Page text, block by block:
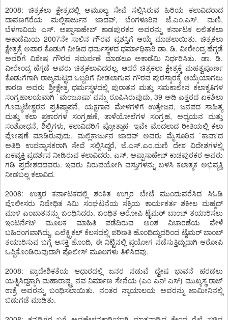
2008: ಚಿತ್ರಕಲಾ ಕ್ಷೇತ್ರದಲ್ಲಿ ಅಮೂಲ್ಯ ಸೇವೆ ಸಲ್ಲಿಸಿರುವ ಹಿರಿಯ ಕಲಾವಿದರಾದ
ದಾವಣಗೆರೆಯ ಮಲ್ಲಿಕಾರ್ಜುನ ಜಾದವ್, ಬೆಂಗಳೂರಿನ ಜೆ.ಎಂ.ಎಸ್. ಮಣಿ,
ಬೆಳಗಾವಿಯ ಎಸ್. ಅಪ್ಪಾಸಾಹೇಬ್ ಕಾಡಪುರಕರ ಅವರನ್ನು ಕರ್ನಾಟಕ ಲಲಿತಕಲಾ
ಅಕಾಡೆಮಿಯ 2007ನೇ ಸಾಲಿನ ಗೌರವ ಪ್ರಶಸ್ತಿಗೆ ಆಯ್ಕೆ ಮಾಡಲಾಯಿತು. ಚಿತ್ರಕಲಾ
ಕ್ಷೇತ್ರಕ್ಕೆ ಅಪಾರ ಕೊಡುಗೆ ನೀಡಿದ ಧರ್ಮಸ್ಥಳದ ಧರ್ಮಾಧಿಕಾರಿ ಡಾ. ಡಿ. ವೀರೇಂದ್ರ ಹೆಗ್ಗಡೆ
ಅವರಿಗೆ ವಿಶೇಷ ಗೌರವ ಸಮರ್ಪಣೆ ಮಾಡಲೂ ಅಕಾಡೆಮಿ ನಿರ್ಧರಿಸಿತು. ಡಾ. ಡಿ.
ವೀರೇಂದ್ರ ಹೆಗ್ಗಡೆ ಅವರು ಚಿತ್ರಕಲಾವಿದರಲ್ಲ. ಆದರೆ ಚಿತ್ರಕಲಾ ಕ್ಷೇತ್ರಕ್ಕೆ ಮಹತ್ವಪೂರ್ಣ
ಕೊಡುಗೆಗಾಗಿ ರಾಜ್ಯಮಟ್ಟದ ಒಬ್ಬರಿಗೆ ನೀಡಲಾಗುವ ಗೌರವ ಪುರಸ್ಕಾರಕ್ಕೆ ಆಯ್ಕೆಯಾಗಲು
ಕಾರಣ ಅವರು ಶ್ರೀಕ್ಷೇತ್ರ ಧರ್ಮಸ್ಥಳದಲ್ಲಿ ಪುರಾತನ ಮತ್ತು ಸಮಕಾಲೀನ ಕಲಾಕೃತಿಗಳ
ಸಂಗ್ರಹಾಲಯವಾಗಿ `ಮಂಜೂಷಾ' ವನ್ನು ರೂಪಿಸಿರುವುದು, 39 ಅಡಿ ಎತ್ತರದ ಏಕಶಿಲಾ
ಗೊಮ್ಮಟೇಶ್ವರನ ಪ್ರತಿಷ್ಠಾಪನೆ, ಯಕ್ಷಗಾನ ಮೇಳಗಳಿಗೆ ಉತ್ತೇಜನ, ಜನಪದ ಸಾಹಿತ್ಯ
ಮತ್ತು ಕಲಾ ಪ್ರಕಾರಗಳ ಸಂಗ್ರಹಣೆ, ತಾಳೆಯೋಲೆಗಳ ಸಂಗ್ರಹ, ಅಧ್ಯಯನ ಮತ್ತು
ಸಂಶೋಧನೆ, ಶಿಲ್ಪಿಗಳು, ಕಲಾವಿದರಿಗೆ ಪ್ರೋತ್ಸಾಹ- ಇವೇ ಮೊದಲಾದ ರೀತಿಯಲ್ಲಿ ಕಲಾ
ಪೋಷಣೆ ಮಾಡಿರುವುದು. ಮಲ್ಲಿಕಾರ್ಜುನ ಜಾದವ್ ಅವರು ಮೈಸೂರಿನ `ಕಾವಾ'ದ
ಅತಿಥಿ ಉಪನ್ಯಾಸಕರಾಗಿ ಸೇವೆ ಸಲ್ಲಿಸಿದ್ದರೆ, ಜೆ.ಎಸ್.ಎಂ.ಮಣಿ ದೇಶ ವಿದೇಶಗಳಲ್ಲಿ
ಏಕವ್ಯಕ್ತಿ ಪ್ರದರ್ಶನ ನೀಡಿರುವ ಕಲಾವಿದರು. ಎಸ್. ಅಪ್ಪಾಸಾಹೇಬ್ ಕಾಡಪುರಕರ ಅವರು
ಗಡಿ ಪ್ರದೇಶದದವರು. ಇವರು ನಿರುಪಯೋಗಿ ವಸ್ತುಗಳನ್ನು ಬಳಸಿ ಕಲಾತ್ಮಕ ಅಭಿವ್ಯಕ್ತಿ
ನೀಡಬಲ್ಲ ಕಲಾವಿದ.
2008: ಉತ್ತರ ಕರ್ನಾಟಕದಲ್ಲಿ ಶಂಕಿತ ಉಗ್ರರ ಬೇಟೆ ಮುಂದುವರೆಸಿದ ಸಿಓಡಿ
ಪೊಲೀಸರು ನಿಷೇಧಿತ ಸಿಮಿ ಸಂಘಟನೆಯ ಸಕ್ರಿಯ ಕಾರ್ಯಕರ್ತ ಶಕೀಲ ಮಹ್ಮದ್
ಮಾಳಿ ಎಂಬಾತನನ್ನು ಬಂಧಿಸಿದರು. ಬಂಧಿತ ಆರೋಪಿ ಟೈಮರ್ ಬಾಂಬ್ ತಯಾರಿಸಲು
ಇಂಟರ್ನೆಟ್ ಮೂಲಕ ಮಾಹಿತಿ ಪಡೆದಿರುವ ಅಂಶ ವಿಚಾರಣೆಯ ವೇಳೆ
ಬಹಿರಂಗವಾಗಿದ್ದು, ಎಲೆಕ್ಟ್ರಿಕಲ್ ಕೆಲಸದಲ್ಲಿ ಪರಿಣತಿ ಹೊಂದಿದ್ದುದರಿಂದ ಟೈಮರ್ ಬಾಂಬ್
ತಯಾರಿಸುವ ಬಗ್ಗೆ ಆಸಕ್ತಿ ಹೊಂದಿ, ಈ ನಿಟ್ಟಿನಲ್ಲಿ ಪ್ರಯೋಗ ನಡೆಸುತ್ತಿದ್ದುದಾಗಿ ಆರೋಪಿ
ಒಪ್ಪಿಕೊಂಡಿರುವುದಾಗಿ ಪೊಲೀಸ್ ಮೂಲಗಳು ತಿಳಿಸಿದವು.
2008: ಪ್ರಾದೇಶಿಕತೆಯ ಆಧಾರದಲ್ಲಿ ಜನರ ನಡುವೆ ದ್ವೇಷ ಭಾವನೆ ಹರಡಲು
ಯತ್ನಿಸಿದ್ದಕ್ಕಾಗಿ ಮಹಾರಾಷ್ಟ್ರ ನವ ನಿರ್ಮಾಣ ಸೇನೆಯ (ಎಂ ಎನ್ ಎಸ್) ಮುಖ್ಯಸ್ಥ ರಾಜ್
ಠಾಕ್ರೆ ಅವರನ್ನು ಬಂಧಿಸಲಾಯಿತು. ನಂತರ ನ್ಯಾಯಾಲಯ ಅವರನ್ನು ಜಾಮೀನಿನಲ್ಲಿ
ಬಿಡುಗಡೆ ಮಾಡಿತು.